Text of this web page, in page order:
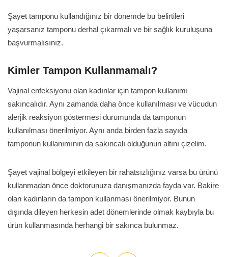
Şayet tamponu kullandığınız bir dönemde bu belirtileri
yaşarsanız tamponu derhal çıkarmalı ve bir sağlık kuruluşuna
başvurmalısınız.
Kimler Tampon Kullanmamalı?
Vajinal enfeksiyonu olan kadınlar için tampon kullanımı
sakıncalıdır. Aynı zamanda daha önce kullanılması ve vücudun
alerjik reaksiyon göstermesi durumunda da tamponun
kullanılması önerilmiyor. Aynı anda birden fazla sayıda
tamponun kullanımının da sakıncalı olduğunun altını çizelim.
Şayet vajinal bölgeyi etkileyen bir rahatsızlığınız varsa bu ürünü
kullanmadan önce doktorunuza danışmanızda fayda var. Bakire
olan kadınların da tampon kullanması önerilmiyor. Bunun
dışında dileyen herkesin adet dönemlerinde olmak kaybıyla bu
ürün kullanmasında herhangi bir sakınca bulunmaz.